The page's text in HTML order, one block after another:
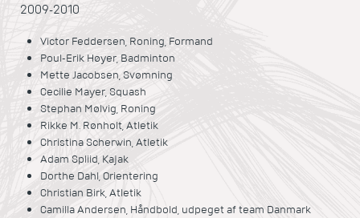
2009-2010
Victor Feddersen, Roning, Formand
Poul-Erik Høyer, Badminton
Mette Jacobsen, Svømning
Cecilie Mayer, Squash
Stephan Mølvig, Roning
Rikke M. Rønholt, Atletik
Christina Scherwin, Atletik
Adam Spliid, Kajak
Dorthe Dahl, Orientering
Christian Birk, Atletik
Camilla Andersen, Håndbold, udpeget af team Danmark